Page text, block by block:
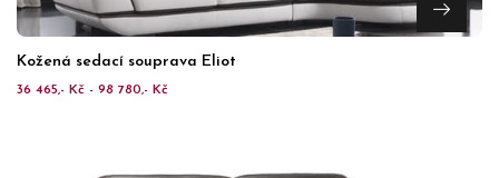
Kožená sedací souprava Eliot
36 465,- Kč - 98 780,- Kč